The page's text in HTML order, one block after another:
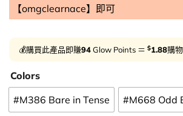
【omgclearnace】即可
💰購買此產品即賺94Glow Points ＝ $1.88購
Colors
#M386 Bare in Tense #M668 Odd